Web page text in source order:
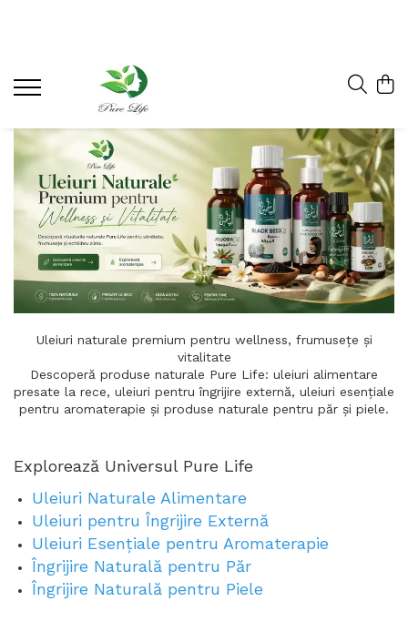
Uleiuri naturale premium pentru wellness, frumusețe și
vitalitate
Descoperă produse naturale Pure Life: uleiuri alimentare
presate la rece, uleiuri pentru îngrijire externă, uleiuri esențiale
pentru aromaterapie și produse naturale pentru păr și piele.
Explorează Universul Pure Life
Uleiuri Naturale Alimentare
Uleiuri pentru Îngrijire Externă
Uleiuri Esențiale pentru Aromaterapie
Îngrijire Naturală pentru Păr
Îngrijire Naturală pentru Piele